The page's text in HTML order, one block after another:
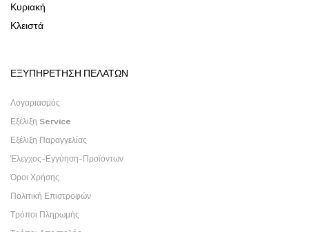
Κυριακή
Κλειστά
ΕΞΥΠΗΡΕΤΗΣΗ ΠΕΛΑΤΩΝ
Λογαριασμός
Εξέλιξη Service
Εξέλιξη Παραγγελίας
Έλεγχος-Εγγύηση-Προϊόντων
Όροι Χρήσης
Πολιτική Επιστροφών
Τρόποι Πληρωμής